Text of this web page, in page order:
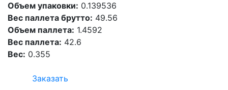
Объем упаковки: 0.139536
Вес паллета брутто: 49.56
Объем паллета: 1.4592
Вес паллета: 42.6
Вес: 0.355
Заказать